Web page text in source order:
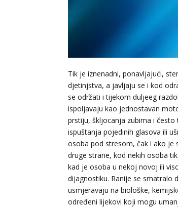
Tik je iznenadni, ponavljajući,
djetinjstva, a javljaju se i kod
se održati i tijekom duljeeg
ispoljavaju kao jednostavan
prstiju, škljocanja zubima i
ispuštanja pojedinih glasova ili
osoba pod stresom, čak i ako je
druge strane, kod nekih osoba
kad je osoba u nekoj novoj ili
dijagnostiku. Ranije se smatralo
usmjeravaju na biološke,
određeni lijekovi koji mogu